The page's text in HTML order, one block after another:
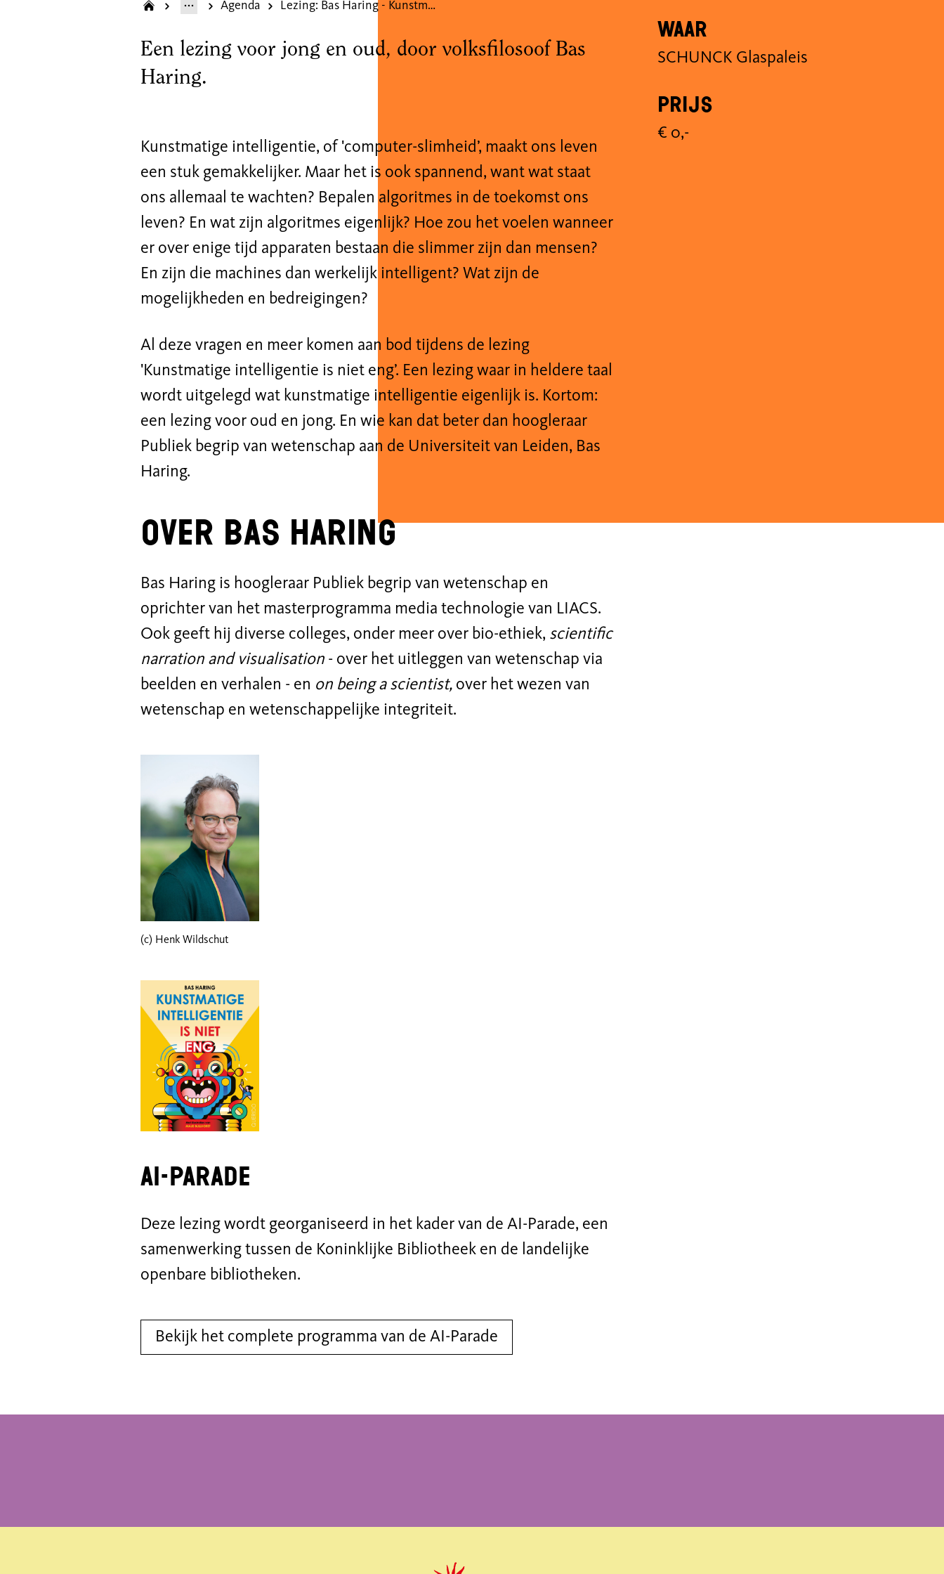
Agenda Lezing: Bas Haring - Kunstmatige intelligentie is niet eng
Een lezing voor jong en oud, door volksfilosoof Bas
Haring.
Kunstmatige intelligentie, of 'computer-slimheid’, maakt ons leven
een stuk gemakkelijker. Maar het is ook spannend, want wat staat
ons allemaal te wachten? Bepalen algoritmes in de toekomst ons
leven? En wat zijn algoritmes eigenlijk? Hoe zou het voelen wanneer
er over enige tijd apparaten bestaan die slimmer zijn dan mensen?
En zijn die machines dan werkelijk intelligent? Wat zijn de
mogelijkheden en bedreigingen?
Al deze vragen en meer komen aan bod tijdens de lezing
'Kunstmatige intelligentie is niet eng’. Een lezing waar in heldere taal
wordt uitgelegd wat kunstmatige intelligentie eigenlijk is. Kortom:
een lezing voor oud en jong. En wie kan dat beter dan hoogleraar
Publiek begrip van wetenschap aan de Universiteit van Leiden, Bas
Haring.
Over bas haring
Bas Haring is hoogleraar Publiek begrip van wetenschap en
oprichter van het masterprogramma media technologie van LIACS.
Ook geeft hij diverse colleges, onder meer over bio-ethiek, scientific
narration and visualisation - over het uitleggen van wetenschap via
beelden en verhalen - en on being a scientist, over het wezen van
wetenschap en wetenschappelijke integriteit.
(c) Henk Wildschut
AI-Parade
Deze lezing wordt georganiseerd in het kader van de AI-Parade, een
samenwerking tussen de Koninklijke Bibliotheek en de landelijke
openbare bibliotheken.
Bekijk het complete programma van de AI-Parade
Waar
SCHUNCK Glaspaleis
Prijs
€ 0,-